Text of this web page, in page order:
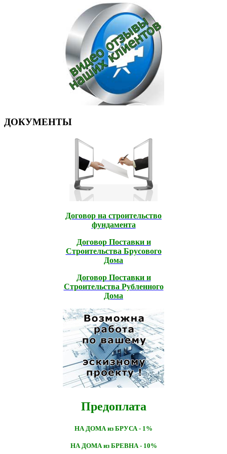
ДОКУМЕНТЫ
Договор на строительство
фундамента
Договор Поставки и
Строительcтва Брусового
Дома
Договор Поставки и
Строительcтва Рубленного
Дома
Предоплата
НА ДОМА из БРУСА - 1%
НА ДОМА из БРЕВНА - 10%